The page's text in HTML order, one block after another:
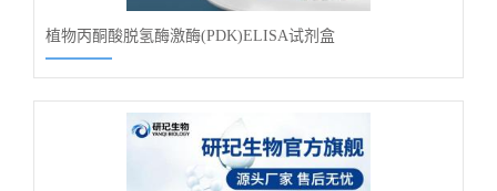
植物丙酮酸脱氢酶激酶(PDK)ELISA试剂盒